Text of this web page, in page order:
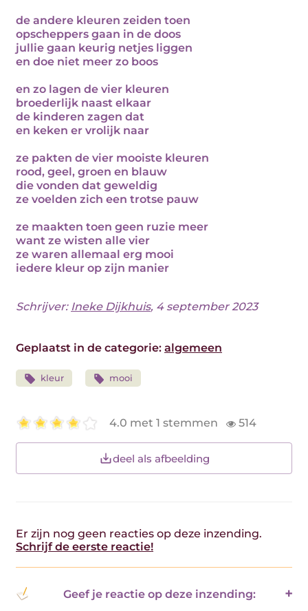
de andere kleuren zeiden toen
opscheppers gaan in de doos
jullie gaan keurig netjes liggen
en doe niet meer zo boos
en zo lagen de vier kleuren
broederlijk naast elkaar
de kinderen zagen dat
en keken er vrolijk naar
ze pakten de vier mooiste kleuren
rood, geel, groen en blauw
die vonden dat geweldig
ze voelden zich een trotse pauw
ze maakten toen geen ruzie meer
want ze wisten alle vier
ze waren allemaal erg mooi
iedere kleur op zijn manier
Schrijver: Ineke Dijkhuis, 4 september 2023
Geplaatst in de categorie: algemeen
kleur mooi
4.0 met 1 stemmen 514
deel als afbeelding
Er zijn nog geen reacties op deze inzending.
Schrijf de eerste reactie!
Geef je reactie op deze inzending: